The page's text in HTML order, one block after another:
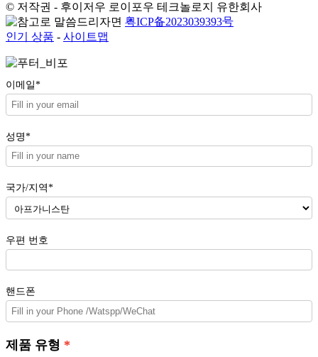
© 저작권 - 후이저우 로이포우 테크놀로지 유한회사
粤ICP备2023039393号
인기 상품 - 사이트맵
이메일*
성명*
국가/지역*
우편 번호
핸드폰
제품 유형